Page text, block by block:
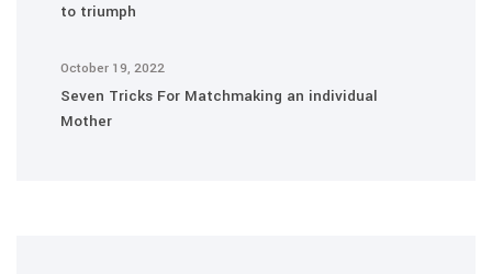
to triumph
October 19, 2022
Seven Tricks For Matchmaking an individual
Mother